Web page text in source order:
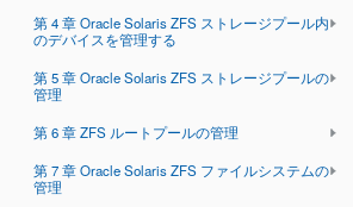
第 4 章 Oracle Solaris ZFS ストレージプール内
のデバイスを管理する
第 5 章 Oracle Solaris ZFS ストレージプールの
管理
第 6 章 ZFS ルートプールの管理
第 7 章 Oracle Solaris ZFS ファイルシステムの
管理